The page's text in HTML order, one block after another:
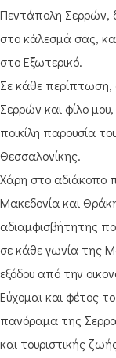
Πεντάπολη Σερρών,
στο κάλεσμά σας,
στο Εξωτερικό.
Σε κάθε περίπτωση,
Σερρών και φίλο
ποικίλη παρουσία
Θεσσαλονίκης.
Χάρη στο αδιάκοπο
Μακεδονία και
αδιαμφισβήτητης
σε κάθε γωνία της
εξόδου από την
Εύχομαι και φέτος
πανόραμα της
και τουριστικής